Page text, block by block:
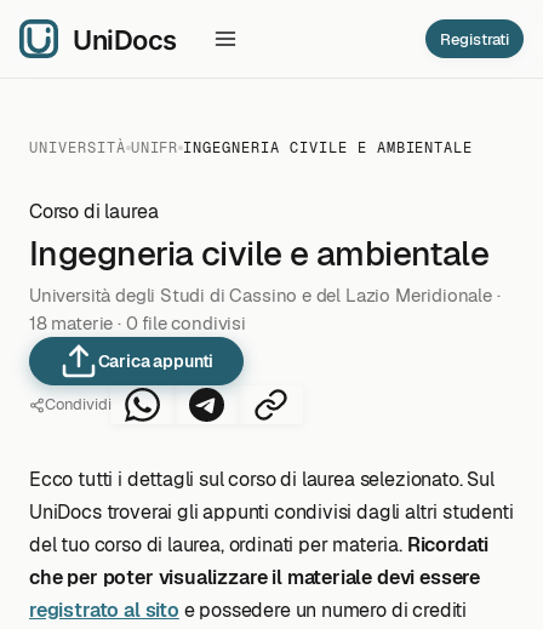
Registrati
UNIVERSITÀ UNIFR INGEGNERIA CIVILE E AMBIENTALE
Corso di laurea
Ingegneria civile e ambientale
Università degli Studi di Cassino e del Lazio Meridionale ·
18 materie · 0 file condivisi
Carica appunti
Condividi
Ecco tutti i dettagli sul corso di laurea selezionato. Sul
UniDocs troverai gli appunti condivisi dagli altri studenti
del tuo corso di laurea, ordinati per materia. Ricordati
che per poter visualizzare il materiale devi essere
registrato al sito e possedere un numero di crediti